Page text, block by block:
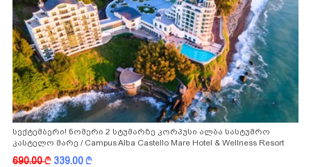
სექტემბერი! ნომერი 2 სტუმარზე კორპუსი ალბა სასტუმრო
კასტელო მარე / Campus Alba Castello Mare Hotel & Wellness Resort
-სგან!
690.00k 339.00k